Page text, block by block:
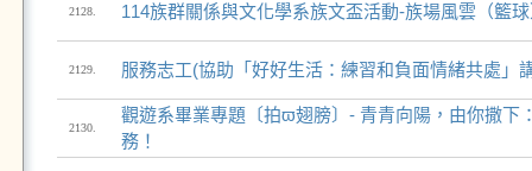
2128. 114族群關係與文化學系族文盃活動-族場風雲（籃
2129. 服務志工(協助「好好生活：練習和負面情緒共處」
2130.
觀遊系畢業專題〔拍ϖ翅膀〕- 青青向陽，由你撒下
務！